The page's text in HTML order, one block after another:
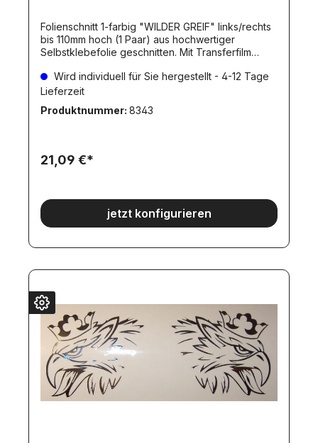
Folienschnitt 1-farbig "WILDER GREIF" links/rechts
bis 110mm hoch (1 Paar) aus hochwertiger
Selbstklebefolie geschnitten. Mit Transferfilm
gewünschte Farbe bitte angeben!Die
Folienfarbe(n) können Sie aus unserer
für Sie hergestellt. Dadurch ergibt sich eine
dem Zahlungseingang angefertigt.
Wird individuell für Sie hergestellt - 4-12 Tage
Lieferzeit
Produktnummer: 8343
21,09 €*
jetzt konfigurieren